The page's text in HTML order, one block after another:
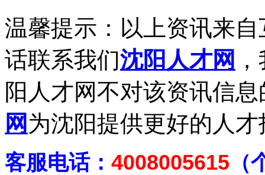
温馨提示：以上资讯来
话联系我们沈阳人才网
阳人才网不对该资讯信
网 为沈阳提供更好的人
客服电话： 4008005615